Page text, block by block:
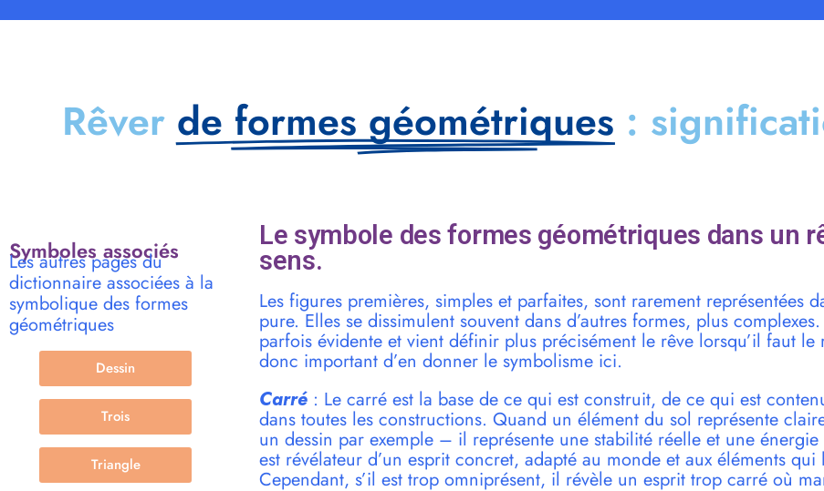
Rêver de formes géométriques :
Symboles associés
Les autres pages du
dictionnaire associées à la
symbolique des formes
géométriques
Dessin
Trois
Triangle
Le symbole des formes géométriques dans un
sens.
Les figures premières, simples et parfaites, sont rarement représentées
pure. Elles se dissimulent souvent dans d’autres formes, plus
parfois évidente et vient définir plus précisément le rêve lorsqu’il faut le
donc important d’en donner le symbolisme ici.
Carré: Le carré est la base de ce qui est construit, de ce qui est
dans toutes les constructions. Quand un élément du sol représente
un dessin par exemple – il représente une stabilité réelle et une
est révélateur d’un esprit concret, adapté au monde et aux éléments qui
Cependant, s’il est trop omniprésent, il révèle un esprit trop carré où